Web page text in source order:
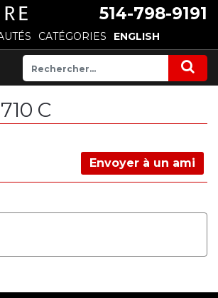
514-798-9191
CATÉGORIES ENGLISH
C
Envoyer à un ami